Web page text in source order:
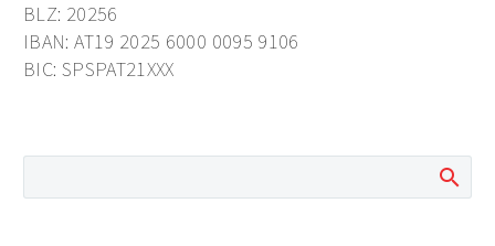
BLZ: 20256
IBAN: AT19 2025 6000 0095 9106
BIC: SPSPAT21XXX